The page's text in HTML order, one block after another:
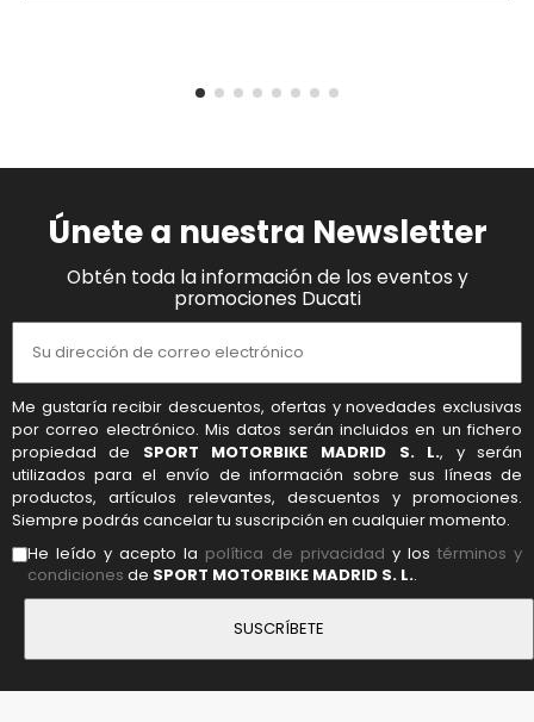
Únete a nuestra Newsletter
Obtén toda la información de los eventos y
promociones Ducati
Me gustaría recibir descuentos, ofertas y novedades exclusivas
por correo electrónico. Mis datos serán incluidos en un fichero
propiedad de SPORT MOTORBIKE MADRID S. L., y serán
utilizados para el envío de información sobre sus líneas de
productos, artículos relevantes, descuentos y promociones.
Siempre podrás cancelar tu suscripción en cualquier momento.
He leído y acepto la política de privacidad y lostérminos y
condiciones de SPORT MOTORBIKE MADRID S. L..